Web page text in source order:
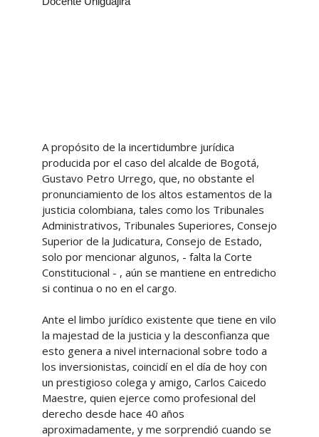
A propósito de la incertidumbre jurídica
producida por el caso del alcalde de Bogotá,
Gustavo Petro Urrego, que, no obstante el
pronunciamiento de los altos estamentos de la
justicia colombiana, tales como los Tribunales
Administrativos, Tribunales Superiores, Consejo
Superior de la Judicatura, Consejo de Estado,
solo por mencionar algunos, - falta la Corte
Constitucional - , aún se mantiene en entredicho
si continua o no en el cargo.
Ante el limbo jurídico existente que tiene en vilo
la majestad de la justicia y la desconfianza que
esto genera a nivel internacional sobre todo a
los inversionistas, coincidí en el día de hoy con
un prestigioso colega y amigo, Carlos Caicedo
Maestre, quien ejerce como profesional del
derecho desde hace 40 años
aproximadamente, y me sorprendió cuando se